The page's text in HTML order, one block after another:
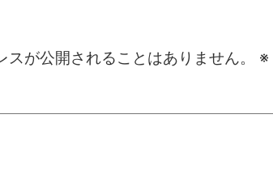
スが公開されることはありません。 ※